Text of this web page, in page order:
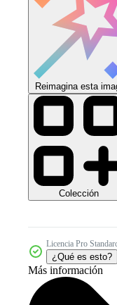
Reimagina esta
Colección
Licencia Pro
¿Qué es esto?
Más información